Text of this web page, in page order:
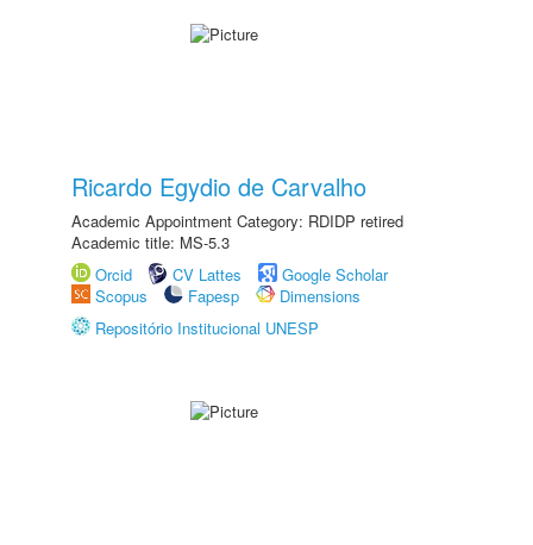
Ricardo Egydio de Carvalho
Academic Appointment Category: RDIDP retired
Academic title: MS-5.3
Orcid
CV Lattes
Google Scholar
Scopus
Fapesp
Dimensions
Repositório Institucional UNESP